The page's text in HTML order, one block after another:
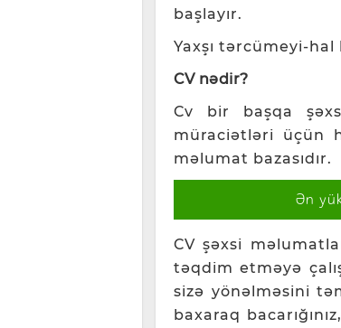
başlayır.
Yaxşı tərcümeyi-hal
CV nədir?
Cv bir başqa
müraciətləri üçün
məlumat bazasıdır.
Ən
CV şəxsi
təqdim etməyə
sizə yönəlməsini
baxaraq